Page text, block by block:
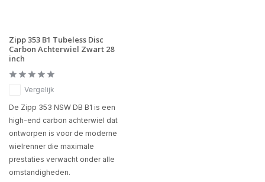
Zipp 353 B1 Tubeless Disc
Carbon Achterwiel Zwart 28
inch
Vergelijk
De Zipp 353 NSW DB B1 is een
high-end carbon achterwiel dat
ontworpen is voor de moderne
wielrenner die maximale
prestaties verwacht onder alle
omstandigheden.